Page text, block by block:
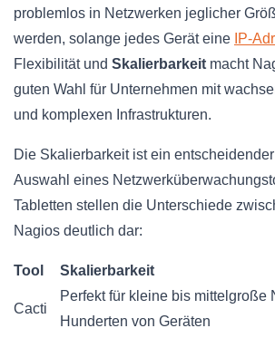
problemlos in Netzwerken jeglicher
werden, solange jedes Gerät eine IP-
Flexibilität und Skalierbarkeit macht
guten Wahl für Unternehmen mit
und komplexen Infrastrukturen.
Die Skalierbarkeit ist ein
Auswahl eines
Tabletten stellen die Unterschiede
Nagios deutlich dar:
Tool Skalierbarkeit
Cacti
Perfekt für kleine bis mittelgroße
Hunderten von Geräten